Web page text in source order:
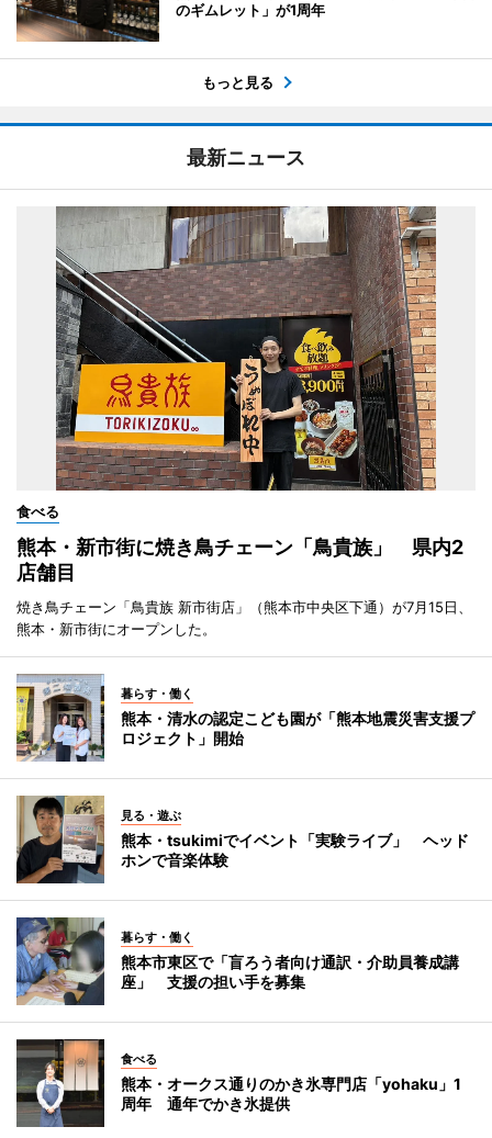
のギムレット」が1周年
もっと見る
最新ニュース
食べる
熊本・新市街に焼き鳥チェーン「鳥貴族」 県内2
店舗目
焼き鳥チェーン「鳥貴族 新市街店」（熊本市中央区下通）が7月15日、
熊本・新市街にオープンした。
暮らす・働く
熊本・清水の認定こども園が「熊本地震災害支援プ
ロジェクト」開始
見る・遊ぶ
熊本・tsukimiでイベント「実験ライブ」 ヘッド
ホンで音楽体験
暮らす・働く
熊本市東区で「盲ろう者向け通訳・介助員養成講
座」 支援の担い手を募集
食べる
熊本・オークス通りのかき氷専門店「yohaku」1
周年 通年でかき氷提供